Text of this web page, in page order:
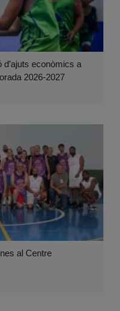
econòmics a
2026-2027
al Centre